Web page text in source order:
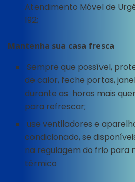
Atendimento Móvel de
192;
Mantenha sua casa fresca
Sempre que possível,
de calor, feche portas,
durante as horas mais
para refrescar;
use ventiladores e
condicionado, se
na regulagem do frio para
térmico